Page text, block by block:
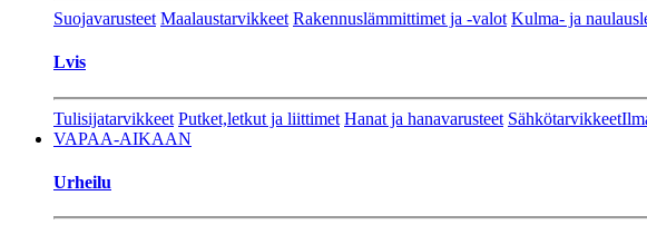
Suojavarusteet Maalaustarvikkeet Rakennuslämmittimet ja -valot Kulma- ja
Lvis
Tulisijatarvikkeet Putket,letkut ja liittimet Hanat ja hanavarusteet Sähkötarvikkeet
VAPAA-AIKAAN
Urheilu